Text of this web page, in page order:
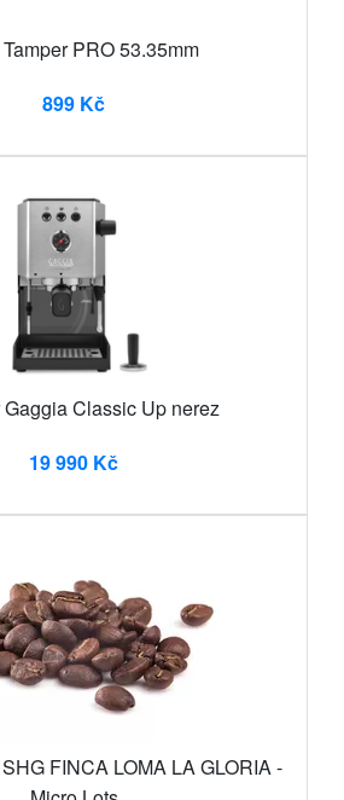
PRO 53.35mm
899 Kč
Classic Up nerez
19 990 Kč
FINCA LOMA LA GLORIA -